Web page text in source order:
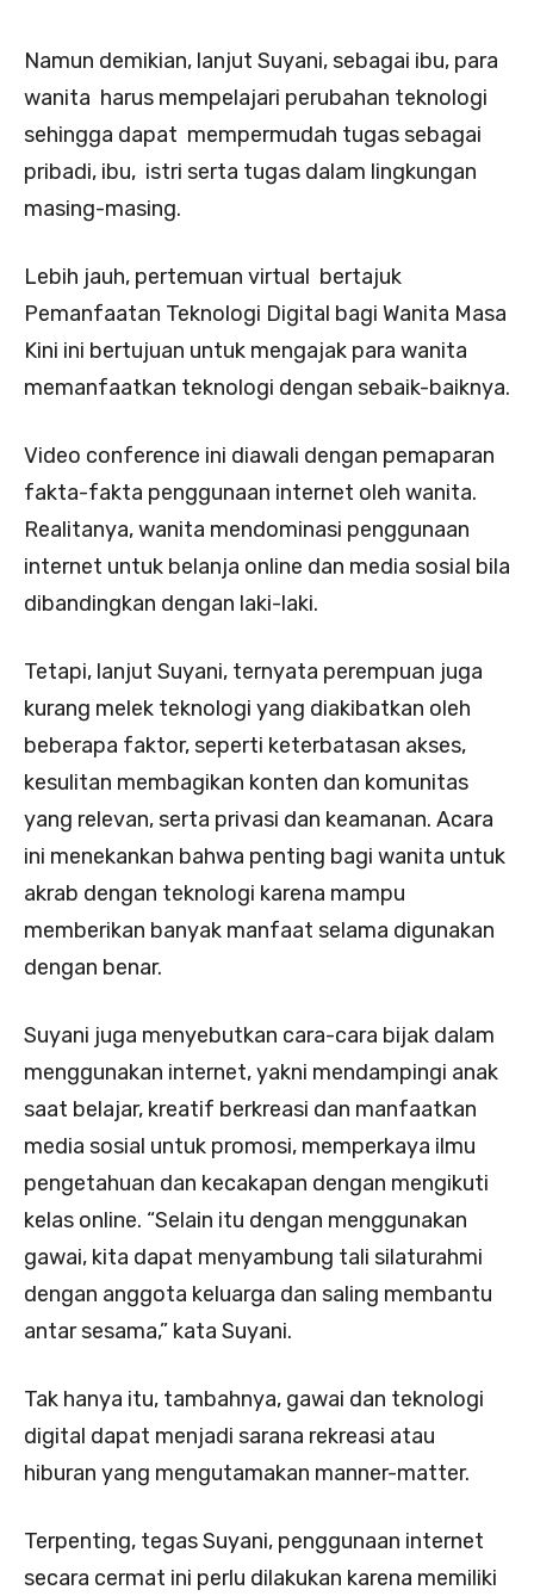
Namun demikian, lanjut Suyani, sebagai ibu, para
wanita harus mempelajari perubahan teknologi
sehingga dapat mempermudah tugas sebagai
pribadi, ibu, istri serta tugas dalam lingkungan
masing-masing.
Lebih jauh, pertemuan virtual bertajuk
Pemanfaatan Teknologi Digital bagi Wanita Masa
Kini ini bertujuan untuk mengajak para wanita
memanfaatkan teknologi dengan sebaik-baiknya.
Video conference ini diawali dengan pemaparan
fakta-fakta penggunaan internet oleh wanita.
Realitanya, wanita mendominasi penggunaan
internet untuk belanja online dan media sosial bila
dibandingkan dengan laki-laki.
Tetapi, lanjut Suyani, ternyata perempuan juga
kurang melek teknologi yang diakibatkan oleh
beberapa faktor, seperti keterbatasan akses,
kesulitan membagikan konten dan komunitas
yang relevan, serta privasi dan keamanan. Acara
ini menekankan bahwa penting bagi wanita untuk
akrab dengan teknologi karena mampu
memberikan banyak manfaat selama digunakan
dengan benar.
Suyani juga menyebutkan cara-cara bijak dalam
menggunakan internet, yakni mendampingi anak
saat belajar, kreatif berkreasi dan manfaatkan
media sosial untuk promosi, memperkaya ilmu
pengetahuan dan kecakapan dengan mengikuti
kelas online. “Selain itu dengan menggunakan
gawai, kita dapat menyambung tali silaturahmi
dengan anggota keluarga dan saling membantu
antar sesama,” kata Suyani.
Tak hanya itu, tambahnya, gawai dan teknologi
digital dapat menjadi sarana rekreasi atau
hiburan yang mengutamakan manner-matter.
Terpenting, tegas Suyani, penggunaan internet
secara cermat ini perlu dilakukan karena memiliki